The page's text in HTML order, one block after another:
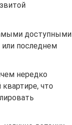
доступными
последнем
нередко
что